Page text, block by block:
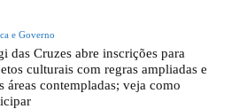
e Governo
das Cruzes abre inscrições para
culturais com regras ampliadas e
áreas contempladas; veja como